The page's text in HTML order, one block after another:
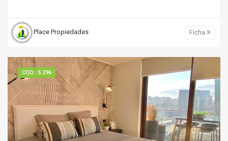
Place Propiedades Ficha
COD.: 5.296